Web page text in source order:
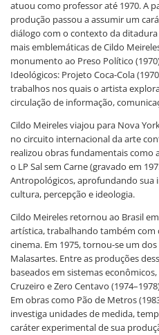
atuou como professor até 1970. A
produção passou a assumir um
diálogo com o contexto da
mais emblemáticas de Cildo
monumento ao Preso Político
Ideológicos: Projeto Coca-Cola
trabalhos nos quais o artista
circulação de informação,
Cildo Meireles viajou para Nova
no circuito internacional da arte
realizou obras fundamentais como
o LP Sal sem Carne (gravado em
Antropológicos, aprofundando sua
cultura, percepção e ideologia.
Cildo Meireles retornou ao Brasil
artística, trabalhando também
cinema. Em 1975, tornou-se um
Malasartes. Entre as produções
baseados em sistemas
Cruzeiro e Zero Centavo
Em obras como Pão de Metros
investiga unidades de medida,
caráter experimental de sua